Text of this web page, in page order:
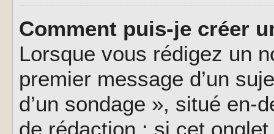
Comment puis-je créer
Lorsque vous rédigez un
premier message d’un
d’un sondage », situé en-
de rédaction ; si cet